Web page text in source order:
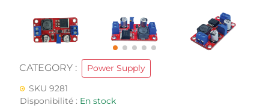
CATEGORY :
Power Supply
SKU 9281
Disponibilité : En stock